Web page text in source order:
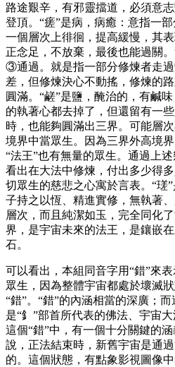
路途艱辛，有邪靈擋道，必須意
登頂。“瘥”是病，病癒：意指一
一個層次上徘徊，提高緩慢，其
正念足，不放棄，最後也能過關
③通過。就是指一部分修煉者走
差，但修煉決心不動搖，修煉的
圓滿。“鹺”是鹽，醃治的，有鹹
的執著心都去掉了，但還留有一
時，也能夠圓滿出三界。可能層
境界中當眾生。因為三界外高境
“法王”也有無量的眾生。通過上
看出在大法中修煉，付出多少得
切眾生的慈悲之心寓於言表。“瑳
子持之以恆、精進實修，無執著
層次，而且純潔如玉，完全同化
界，是宇宙未來的法王，是鑲嵌
石。
可以看出，本組同音字用“錯”來
眾生，因為整體宇宙都處於壞滅
“錯”。“錯”的內涵相當的深廣；
是“釒”部首所代表的佛法、宇宙
這個“錯”中，有一個十分關鍵的
說，正法結束時，新舊宇宙是通
的。這個狀態，有點象影視圖像